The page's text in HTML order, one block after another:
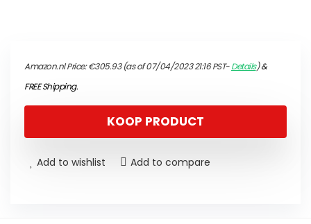
Amazon.nl Price:€305.93(as of 07/04/2023 21:16 PST-Details)&
FREE Shipping.
KOOP PRODUCT
Add to wishlist Add to compare